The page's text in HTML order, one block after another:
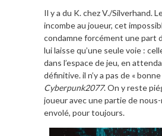
Il y a du K. chez V./Silverhand.
incombe au joueur, cet
condamne forcément une part
lui laisse qu’une seule voie :
dans l’espace de jeu, en
définitive. il n’y a pas de «
Cyberpunk2077. On y reste
joueur avec une partie de nous-
envolé, pour toujours.